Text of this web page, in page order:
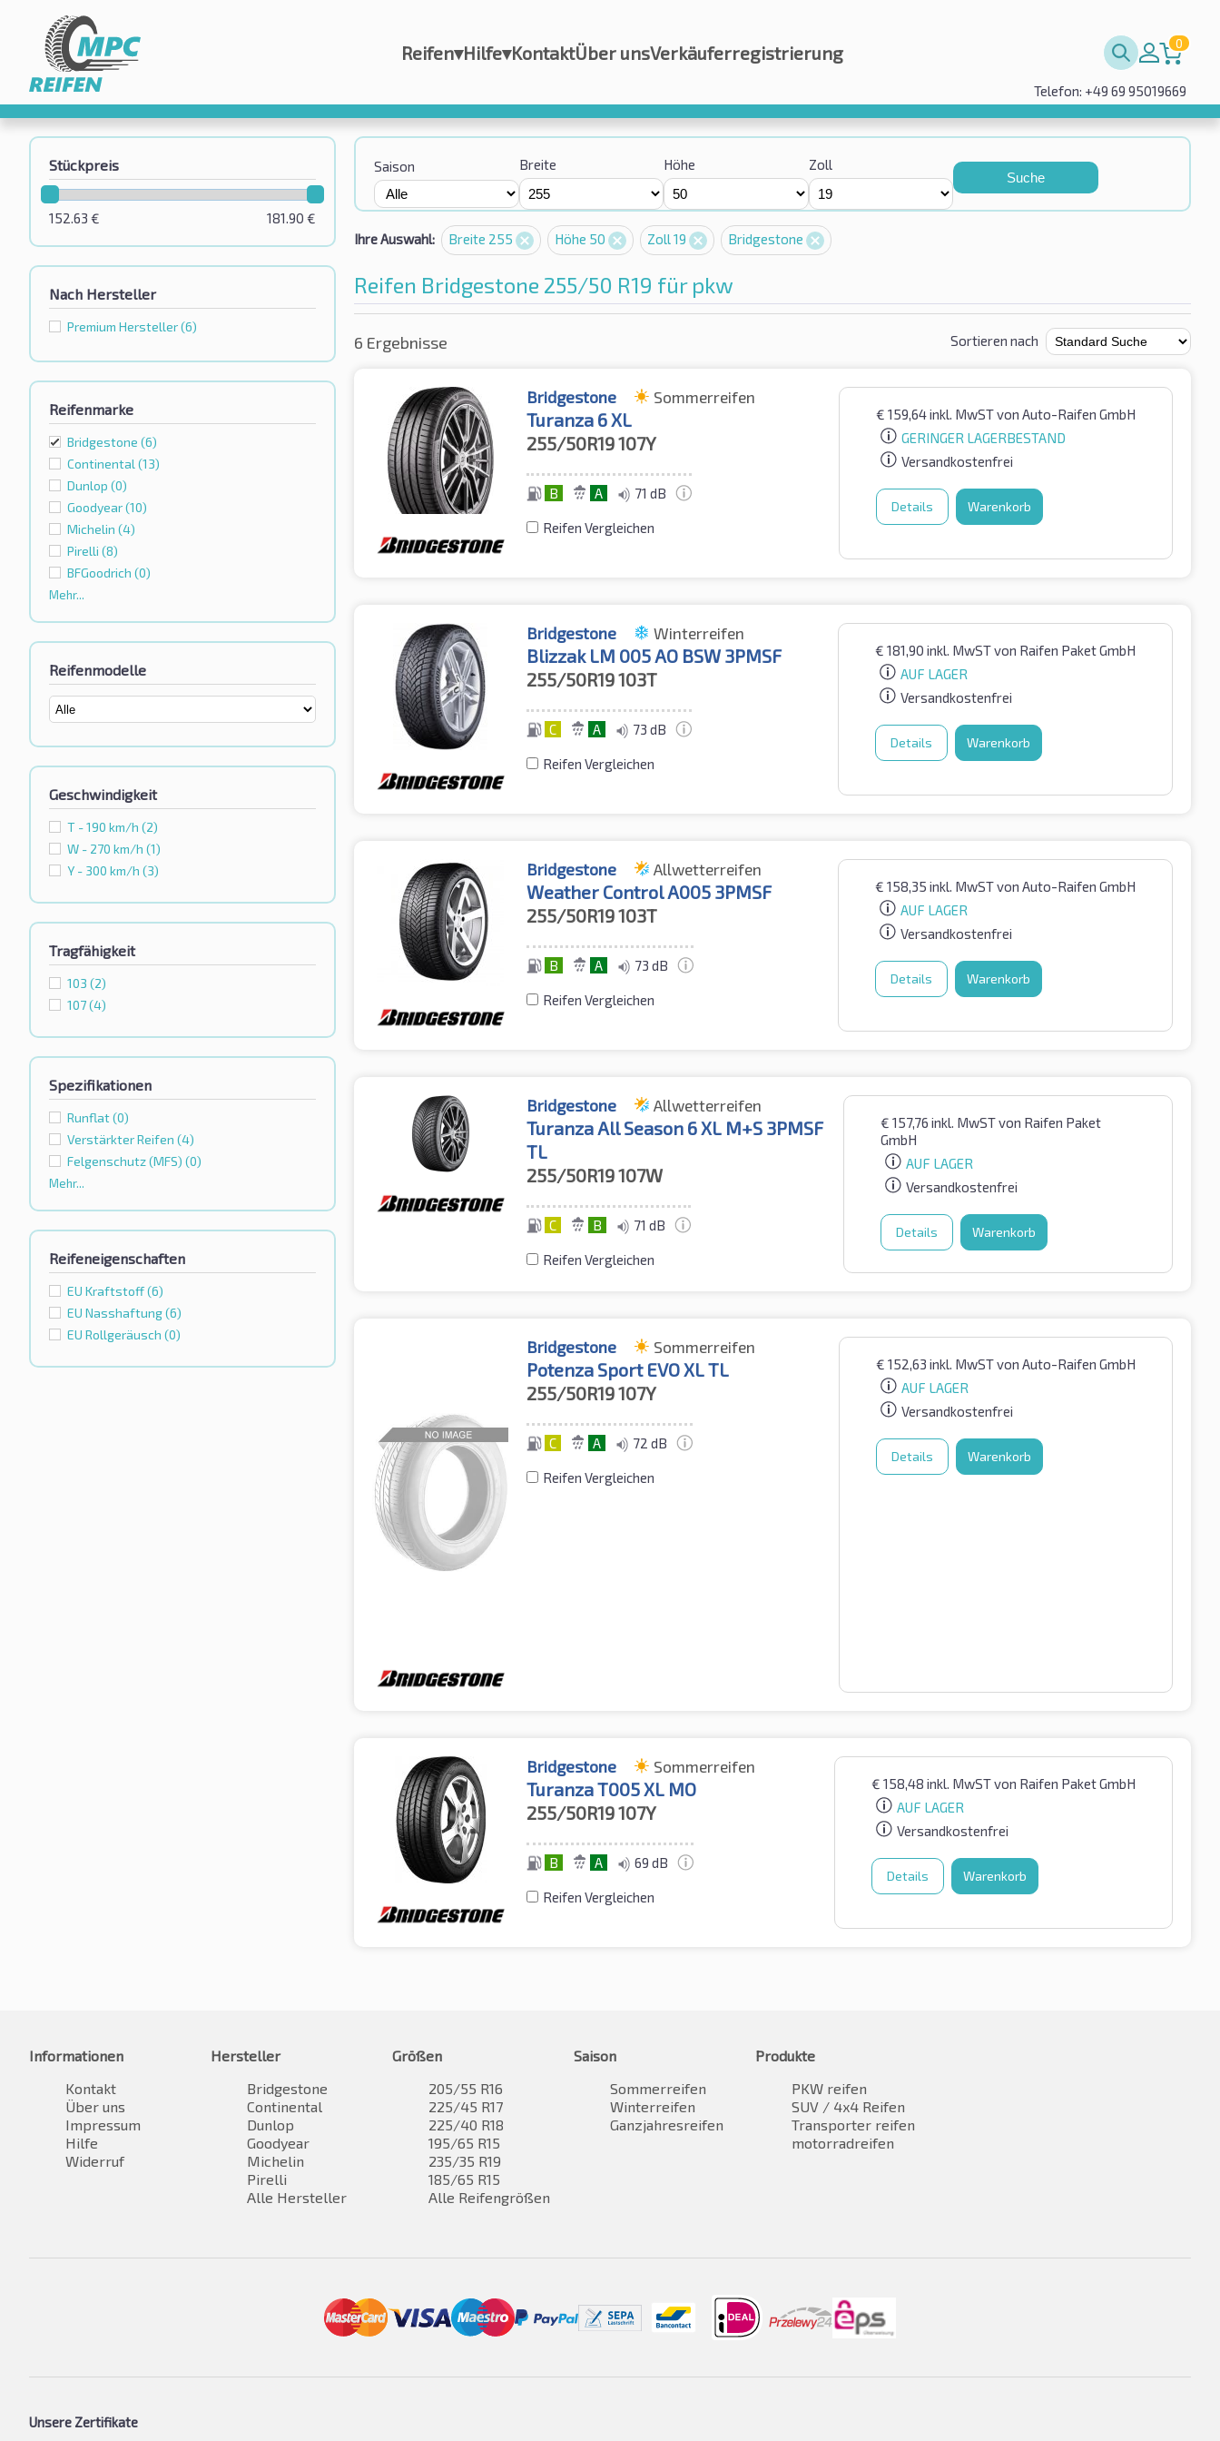
Reifen▾Hilfe▾KontaktÜber unsVerkäuferregistrierung 0
Telefon: +49 69 95019669
Stückpreis
181.90 €
152.63 €
Nach Hersteller
Premium Hersteller(6)
Reifenmarke
Bridgestone (6)
Continental (13)
Dunlop (0)
Goodyear(10)
Michelin (4)
Pirelli (8)
BFGoodrich (0)
Mehr...
Reifenmodelle
Geschwindigkeit
T - 190 km/h (2)
W - 270 km/h (1)
Y - 300 km/h (3)
Tragfähigkeit
103 (2)
107(4)
Spezifikationen
Runflat(0)
Verstärkter Reifen (4)
Felgenschutz (MFS) (0)
Mehr...
Reifeneigenschaften
EU Kraftstoff(6)
EU Nasshaftung(6)
EU Rollgeräusch (0)
Saison Breite Höhe Zoll
Suche
Ihre Auswahl: Breite 255 Höhe 50 Zoll 19 Bridgestone
Reifen Bridgestone 255/50 R19 für pkw
6 Ergebnisse Sortieren nach
Bridgestone Sommerreifen
Turanza 6 XL
255/50R19107Y
B A 71 dB
Reifen Vergleichen
€ 159,64inkl. MwSTvon Auto-Raifen GmbH
GERINGER LAGERBESTAND
Versandkostenfrei
Details Warenkorb
Bridgestone Winterreifen
Blizzak LM 005 AO BSW 3PMSF
255/50R19103T
C A 73 dB
Reifen Vergleichen
€ 181,90 inkl. MwSTvon Raifen Paket GmbH
AUF LAGER
Versandkostenfrei
Details Warenkorb
Bridgestone Allwetterreifen
Weather Control A005 3PMSF
255/50R19103T
B A 73 dB
Reifen Vergleichen
€ 158,35 inkl. MwSTvon Auto-Raifen GmbH
AUF LAGER
Versandkostenfrei
Details Warenkorb
Bridgestone Allwetterreifen
Turanza All Season 6 XL M+S 3PMSF
TL
255/50R19107W
C B 71 dB
Reifen Vergleichen
€ 157,76 inkl. MwSTvon Raifen Paket
GmbH
AUF LAGER
Versandkostenfrei
Details Warenkorb
Bridgestone Sommerreifen
Potenza Sport EVO XL TL
255/50R19107Y
C A 72 dB
Reifen Vergleichen
€ 152,63 inkl. MwSTvon Auto-Raifen GmbH
AUF LAGER
Versandkostenfrei
Details Warenkorb
Bridgestone Sommerreifen
Turanza T005 XL MO
255/50R19107Y
B A 69 dB
Reifen Vergleichen
€ 158,48 inkl. MwSTvon Raifen Paket GmbH
AUF LAGER
Versandkostenfrei
Details Warenkorb
Informationen
Kontakt
Über uns
Impressum
Hilfe
Widerruf
Hersteller
Bridgestone
Continental
Dunlop
Goodyear
Michelin
Pirelli
Alle Hersteller
Größen
205/55 R16
225/45 R17
225/40 R18
195/65 R15
235/35 R19
185/65 R15
Alle Reifengrößen
Saison
Sommerreifen
Winterreifen
Ganzjahresreifen
Produkte
PKW reifen
SUV / 4x4 Reifen
Transporter reifen
motorradreifen
Unsere Zertifikate